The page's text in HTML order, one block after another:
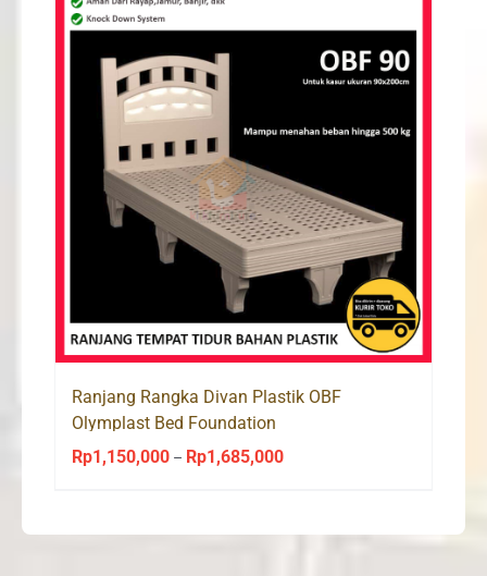
Ranjang Rangka Divan Plastik OBF
Olymplast Bed Foundation
Rp1,150,000 – Rp1,685,000Price